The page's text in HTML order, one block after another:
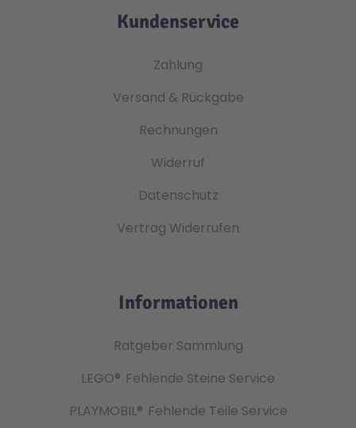
Kundenservice
Zahlung
Versand & Rückgabe
Rechnungen
Widerruf
Datenschutz
Vertrag Widerrufen
Informationen
Ratgeber Sammlung
LEGO® Fehlende Steine Service
PLAYMOBIL® Fehlende Teile Service